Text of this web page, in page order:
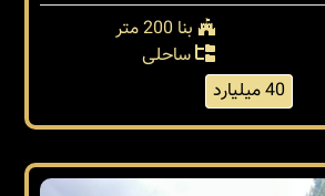
بنا 200 متر
ساحلی
40 میلیارد